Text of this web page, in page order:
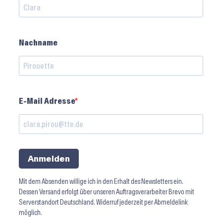
Nachname
E-Mail Adresse
Anmelden
Mit dem Absenden willige ich in den Erhalt des Newsletters ein.
Dessen Versand erfolgt über unseren Auftragsverarbeiter Brevo mit
Serverstandort Deutschland. Widerruf jederzeit per Abmeldelink
möglich.